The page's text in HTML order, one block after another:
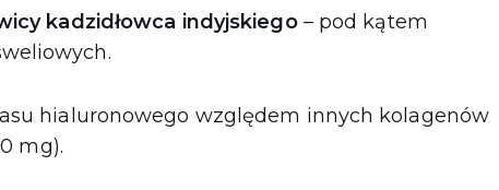
kadzidłowca indyjskiego– pod kątem
hialuronowego względem innych kolagenów
mg).